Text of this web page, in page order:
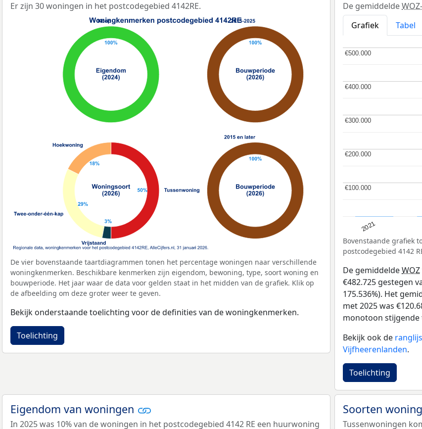
Er zijn 30 woningen in het postcodegebied 4142RE.
De vier bovenstaande taartdiagrammen tonen het percentage woningen naar verschillende
woningkenmerken. Beschikbare kenmerken zijn eigendom, bewoning, type, soort woning en
bouwperiode. Het jaar waar de data voor gelden staat in het midden van de grafiek. Klik op
de afbeelding om deze groter weer te geven.
Bekijk onderstaande toelichting voor de definities van de woningkenmerken.
Toelichting
De gemiddelde
Grafiek
Tabel
2021
€100.000
€100.000
€200.000
€200.000
€300.000
€300.000
€400.000
€400.000
€500.000
€500.000
Bovenstaande grafiek
postcodegebied 4142
De gemiddeldeWOZ
€482.725 gestegen
175.536%). Het
met 2025 was
monotoon stijgende
Bekijk ook de
Vijfheerenlanden.
Toelichting
Eigendom van woningen
In 2025 was 10% van de woningen in het postcodegebied 4142 RE een huurwoning
Soorten
Tussenwoningen